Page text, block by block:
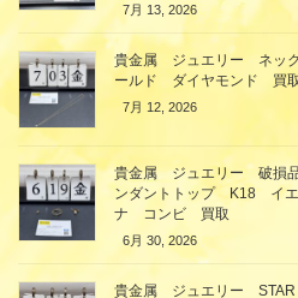
7月 13, 2026
貴金属 ジュエリー ネッ
ールド ダイヤモンド 買
7月 12, 2026
貴金属 ジュエリー 破損
ンダントトップ K18 イ
ナ コンビ 買取
6月 30, 2026
貴金属 ジュエリー